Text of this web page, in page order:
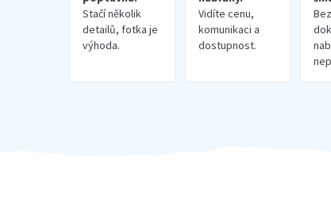
Stačí několik
detailů, fotka je
výhoda.
Vidíte cenu,
komunikaci a
dostupnost.